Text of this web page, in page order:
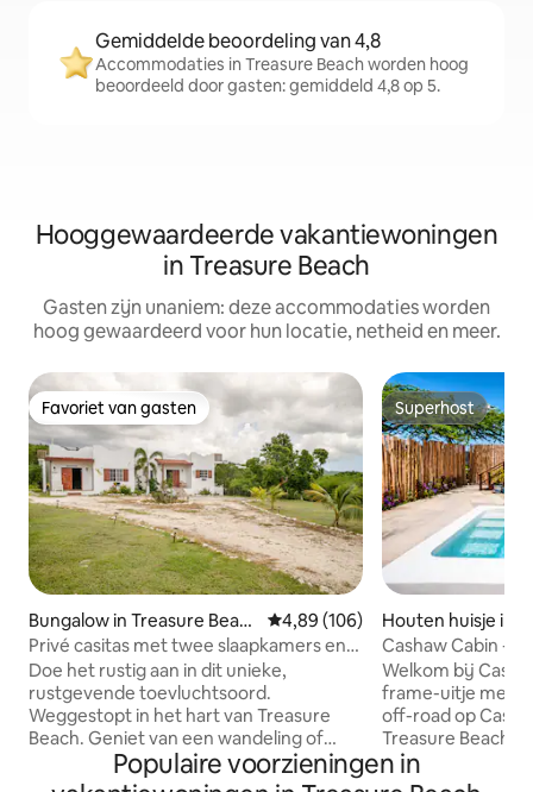
Gemiddelde beoordeling van 4,8
Accommodaties in Treasure Beach worden hoog
beoordeeld door gasten: gemiddeld 4,8 op 5.
Hooggewaardeerde vakantiewoningen
in Treasure Beach
Gasten zijn unaniem: deze accommodaties worden
hoog gewaardeerd voor hun locatie, netheid en meer.
Favoriet van gasten
Favoriet van gasten
Bungalow in Treasure Beac
h
Gemiddelde beoordeling van
4,89 (106)
Privé casitas met twee slaapkamers en
zwembad. Azteca-villa's
Doe het rustig aan in dit unieke,
rustgevende toevluchtsoord.
Weggestopt in het hart van Treasure
Beach. Geniet van een wandeling of
fietstocht van 3-5 minuten naar het
strand, restaurants zoals Jakes, Jack
Superhost
Superhost
Houten huisje in
ach
Cashaw Cabin -
zwembad
Welkom bij
frame-uitje met
off-road op
Treasure Beach.
airconditioning
eigen badkamer,
Populaire voorzieningen in